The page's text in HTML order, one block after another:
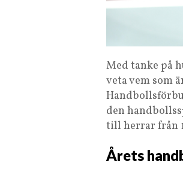
Med tanke på
veta vem som
den
till herrar från
Årets